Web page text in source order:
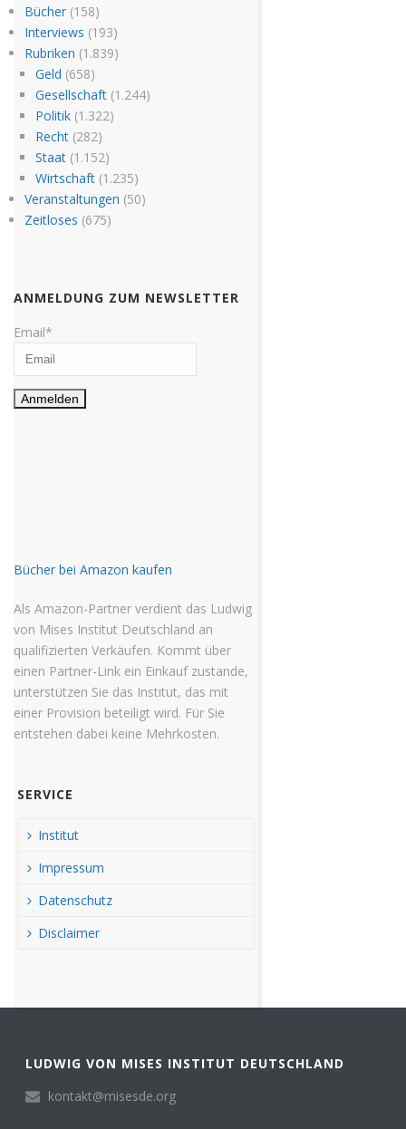
Bücher(158)
Interviews (193)
Rubriken (1.839)
Geld (658)
Gesellschaft(1.244)
Politik(1.322)
Recht(282)
Staat(1.152)
Wirtschaft(1.235)
Veranstaltungen (50)
Zeitloses (675)
ANMELDUNG ZUM NEWSLETTER
Email*
Bücher bei Amazon kaufen
Als Amazon-Partner verdient das Ludwig
von Mises Institut Deutschland an
qualifizierten Verkäufen. Kommt über
einen Partner-Link ein Einkauf zustande,
unterstützen Sie das Institut, das mit
einer Provision beteiligt wird. Für Sie
entstehen dabei keine Mehrkosten.
SERVICE
Institut
Impressum
Datenschutz
Disclaimer
LUDWIG VON MISES INSTITUT DEUTSCHLAND
kontakt@misesde.org